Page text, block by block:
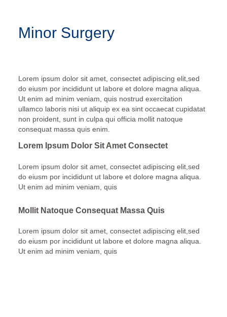
Minor Surgery
Lorem ipsum dolor sit amet, consectet adipiscing elit,sed
do eiusm por incididunt ut labore et dolore magna aliqua.
Ut enim ad minim veniam, quis nostrud exercitation
ullamco laboris nisi ut aliquip ex ea sint occaecat cupidatat
non proident, sunt in culpa qui officia mollit natoque
consequat massa quis enim.
Lorem Ipsum Dolor Sit Amet Consectet
Lorem ipsum dolor sit amet, consectet adipiscing elit,sed
do eiusm por incididunt ut labore et dolore magna aliqua.
Ut enim ad minim veniam, quis
Mollit Natoque Consequat Massa Quis
Lorem ipsum dolor sit amet, consectet adipiscing elit,sed
do eiusm por incididunt ut labore et dolore magna aliqua.
Ut enim ad minim veniam, quis